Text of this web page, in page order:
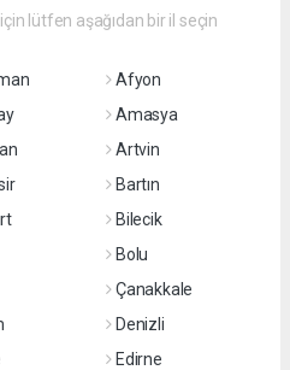
lütfen aşağıdan bir il seçin
Afyon
Amasya
Artvin
Bartın
Bilecik
Bolu
Çanakkale
Denizli
Edirne